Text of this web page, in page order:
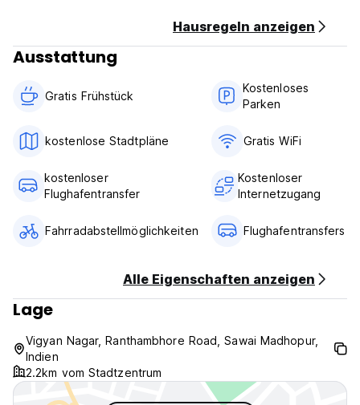
5. 7 Tage im Voraus für die kostenlose Stornierung.
Hausregeln anzeigen
Ausstattung
Gratis Frühstück
Kostenloses
Parken
kostenlose Stadtpläne Gratis WiFi
kostenloser
Flughafentransfer
Kostenloser
Internetzugang
Fahrradabstellmöglichkeiten Flughafentransfers
Alle Eigenschaften anzeigen
Lage
Vigyan Nagar, Ranthambhore Road, Sawai Madhopur,
Indien
2.2km vom Stadtzentrum